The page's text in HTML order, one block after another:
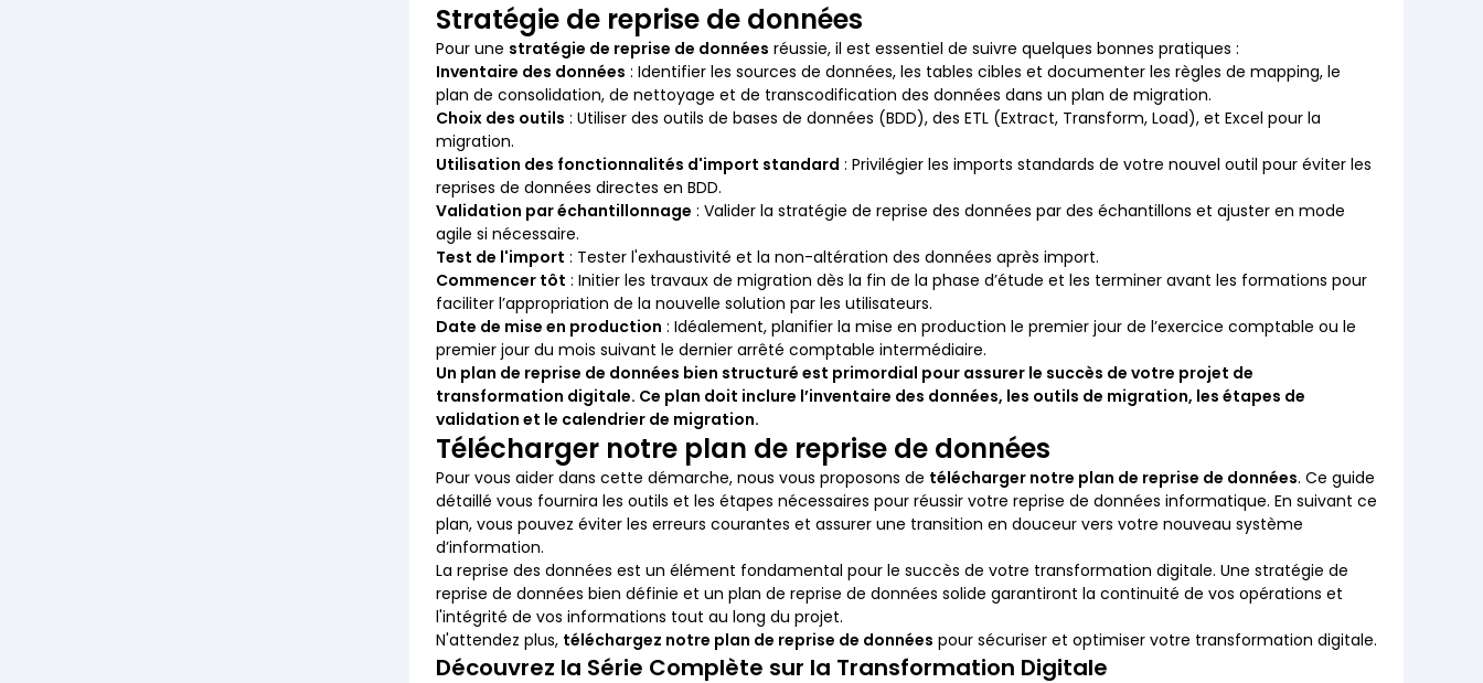
Stratégie de reprise de données
Pour une stratégie de reprise de données réussie, il est essentiel de suivre quelques bonnes pratiques :
Inventaire des données : Identifier les sources de données, les tables cibles et documenter les règles de mapping, le
plan de consolidation, de nettoyage et de transcodification des données dans un plan de migration.
Choix des outils : Utiliser des outils de bases de données (BDD), des ETL (Extract, Transform, Load), et Excel pour la
migration.
Utilisation des fonctionnalités d'import standard : Privilégier les imports standards de votre nouvel outil pour éviter les
reprises de données directes en BDD.
Validation par échantillonnage : Valider la stratégie de reprise des données par des échantillons et ajuster en mode
agile si nécessaire.
Test de l'import : Tester l'exhaustivité et la non-altération des données après import.
Commencer tôt : Initier les travaux de migration dès la fin de la phase d’étude et les terminer avant les formations pour
faciliter l’appropriation de la nouvelle solution par les utilisateurs.
Date de mise en production : Idéalement, planifier la mise en production le premier jour de l’exercice comptable ou le
premier jour du mois suivant le dernier arrêté comptable intermédiaire.
Un plan de reprise de données bien structuré est primordial pour assurer le succès de votre projet de
transformation digitale. Ce plan doit inclure l’inventaire des données, les outils de migration, les étapes de
validation et le calendrier de migration.
Télécharger notre plan de reprise de données
Pour vous aider dans cette démarche, nous vous proposons de télécharger notre plan de reprise de données. Ce guide
détaillé vous fournira les outils et les étapes nécessaires pour réussir votre reprise de données informatique. En suivant ce
plan, vous pouvez éviter les erreurs courantes et assurer une transition en douceur vers votre nouveau système
d’information.
La reprise des données est un élément fondamental pour le succès de votre transformation digitale. Une stratégie de
reprise de données bien définie et un plan de reprise de données solide garantiront la continuité de vos opérations et
l'intégrité de vos informations tout au long du projet.
N'attendez plus, téléchargez notre plan de reprise de données pour sécuriser et optimiser votre transformation digitale.
Découvrez la Série Complète sur la Transformation Digitale